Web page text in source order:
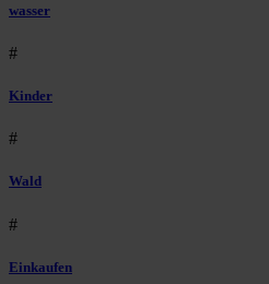
wasser
#
Kinder
#
Wald
#
Einkaufen